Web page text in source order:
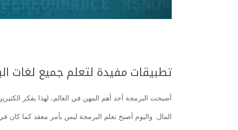
تطبيقات مفيدة لتعلم جميع لغات
أصبحت البرمجة أحد أهم المهن في العالم، لهذا يفكر
المال. واليوم أصبح تعلم البرمجة ليس بأمر معقد كما